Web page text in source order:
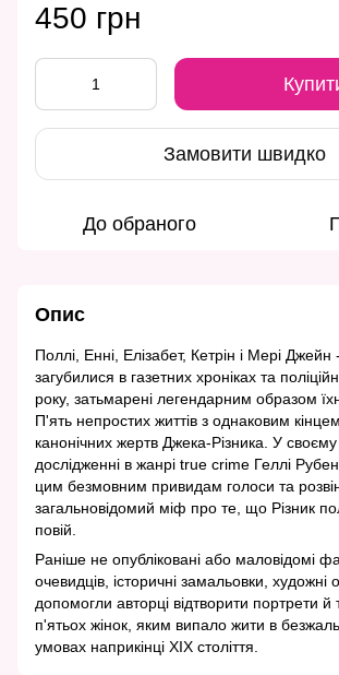
450 грн
Замовити швидко
До обраного
Опис
Поллі, Енні, Елізабет, Кетрін і Мері Джейн
загубилися в газетних хроніках та
року, затьмарені легендарним образом
П'ять непростих життів з однаковим
канонічних жертв Джека-Різника. У
дослідженні в жанрі true crime Геллі
цим безмовним привидам голоси та
загальновідомий міф про те, що Різник
повій.
Раніше не опубліковані або маловідомі
очевидців, історичні замальовки, художні
допомогли авторці відтворити портрети й
п'ятьох жінок, яким випало жити в
умовах наприкінці ХІХ століття.